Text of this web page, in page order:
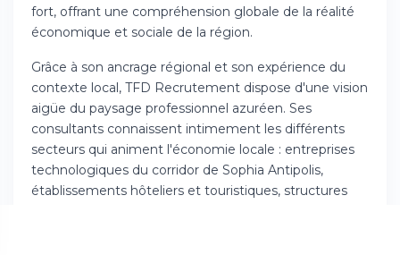
fort, offrant une compréhension globale de la réalité
économique et sociale de la région.
Grâce à son ancrage régional et son expérience du
contexte local, TFD Recrutement dispose d'une vision
aigüe du paysage professionnel azuréen. Ses
consultants connaissent intimement les différents
secteurs qui animent l'économie locale : entreprises
technologiques du corridor de Sophia Antipolis,
établissements hôteliers et touristiques, structures